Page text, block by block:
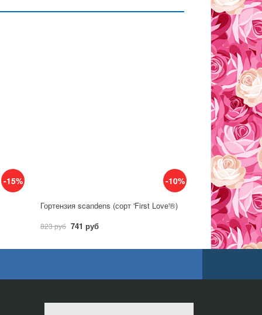
-15% -10%
Гортензия scandens (сорт 'First Love'®)
823 руб 741 руб